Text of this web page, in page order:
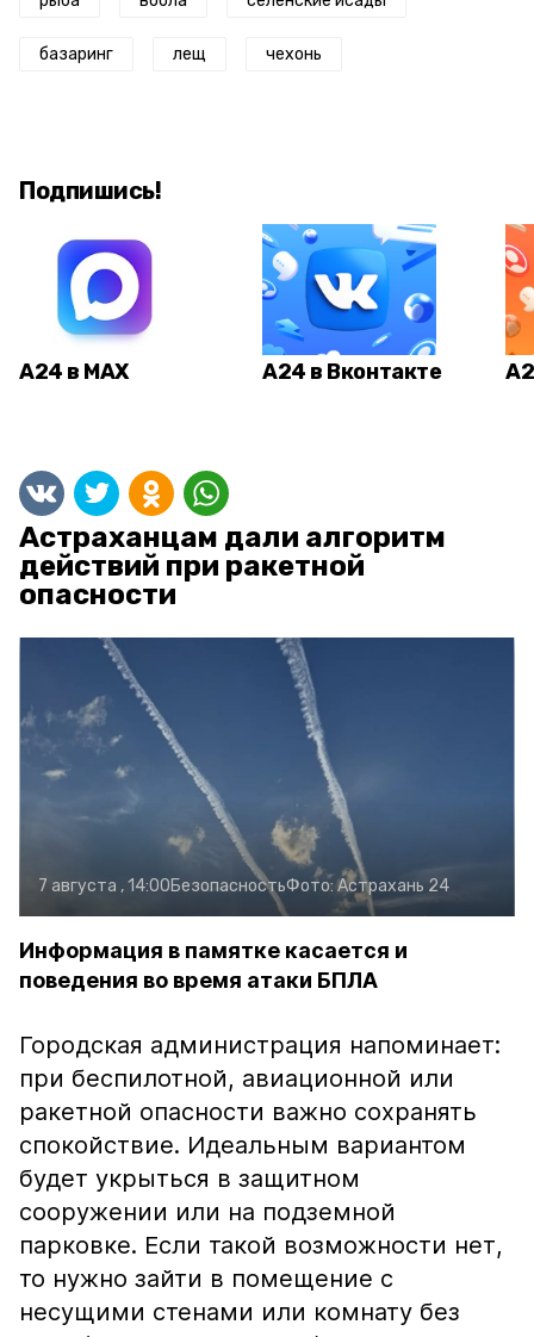
базаринг лещ чехонь
Подпишись!
А24 в MAX А24 в Вконтакте
Астраханцам дали алгоритм
действий при ракетной
опасности
7 августа , 14:00БезопасностьФото: Астрахань 24
Информация в памятке касается и
поведения во время атаки БПЛА
Городская администрация напоминает:
при беспилотной, авиационной или
ракетной опасности важно сохранять
спокойствие. Идеальным вариантом
будет укрыться в защитном
сооружении или на подземной
парковке. Если такой возможности нет,
то нужно зайти в помещение с
несущими стенами или комнату без